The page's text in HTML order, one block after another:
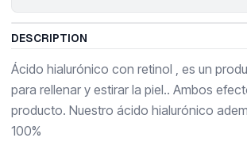
DESCRIPTION
Ácido hialurónico con retinol , es un
para rellenar y estirar la piel.. Ambos
producto. Nuestro ácido hialurónico
100%